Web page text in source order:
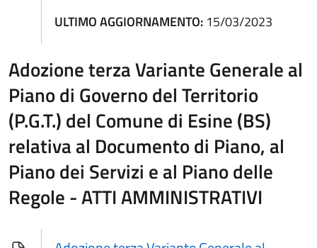
ULTIMO AGGIORNAMENTO: 15/03/2023
Adozione terza Variante Generale al
Piano di Governo del Territorio
(P.G.T.) del Comune di Esine (BS)
relativa al Documento di Piano, al
Piano dei Servizi e al Piano delle
Regole - ATTI AMMINISTRATIVI